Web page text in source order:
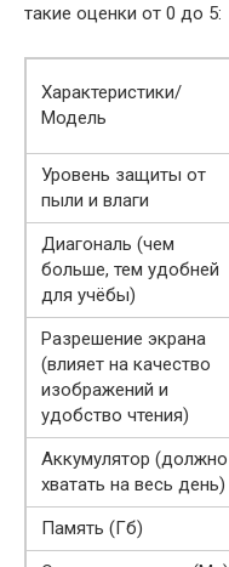
такие оценки от 0 до 5:
Характеристики/
Модель
Уровень защиты от
пыли и влаги
Диагональ (чем
больше, тем удобней
для учёбы)
Разрешение экрана
(влияет на качество
изображений и
удобство чтения)
Аккумулятор (должно
хватать на весь день)
Память (Гб)